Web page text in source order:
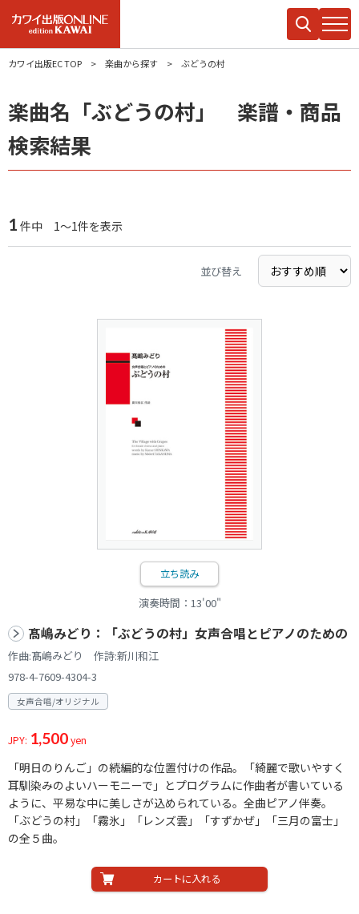
カワイ出版EC TOP 楽曲から探す ぶどうの村
楽曲名「ぶどうの村」 楽譜・商品
検索結果
1 件中 1～1件を表示
並び替え
立ち読み
演奏時間：13'00"
髙嶋みどり：「ぶどうの村」女声合唱とピアノのための
作曲:髙嶋みどり 作詩:新川和江
978-4-7609-4304-3
女声合唱/オリジナル
JPY: 1,500yen
「明日のりんご」の続編的な位置付けの作品。「綺麗で歌いやすく
耳馴染みのよいハーモニーで」とプログラムに作曲者が書いている
ように、平易な中に美しさが込められている。全曲ピアノ伴奏。
「ぶどうの村」「霧氷」「レンズ雲」「すずかぜ」「三月の富士」
の全５曲。
カートに入れる